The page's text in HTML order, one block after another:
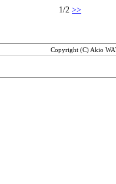
1/2 >>
Copyright (C) Akio